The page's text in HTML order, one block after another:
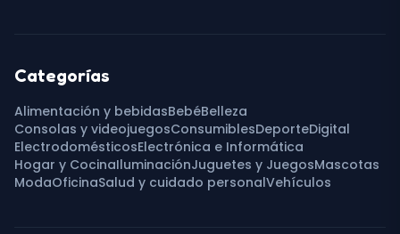
Categorías
Alimentación y bebidasBebéBelleza
Consolas y videojuegosConsumiblesDeporteDigital
ElectrodomésticosElectrónica e Informática
Hogar y CocinaIluminaciónJuguetes y JuegosMascotas
ModaOficinaSalud y cuidado personalVehículos